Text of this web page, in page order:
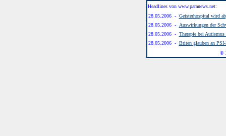
Headlines von www.paranews.net:
28.05.2006 - Geisterhospital wird
28.05.2006 -
Auswirkungen der
28.05.2006 - Therapie bei Autismus
28.05.2006 - Briten glauben an
©